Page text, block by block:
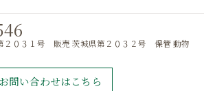
２０３１号 販売 茨城県第２０３２号 保管 動物
お問い合わせはこちら